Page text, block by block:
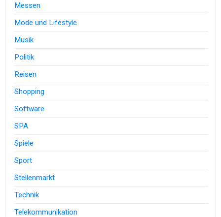
Messen
Mode und Lifestyle
Musik
Politik
Reisen
Shopping
Software
SPA
Spiele
Sport
Stellenmarkt
Technik
Telekommunikation